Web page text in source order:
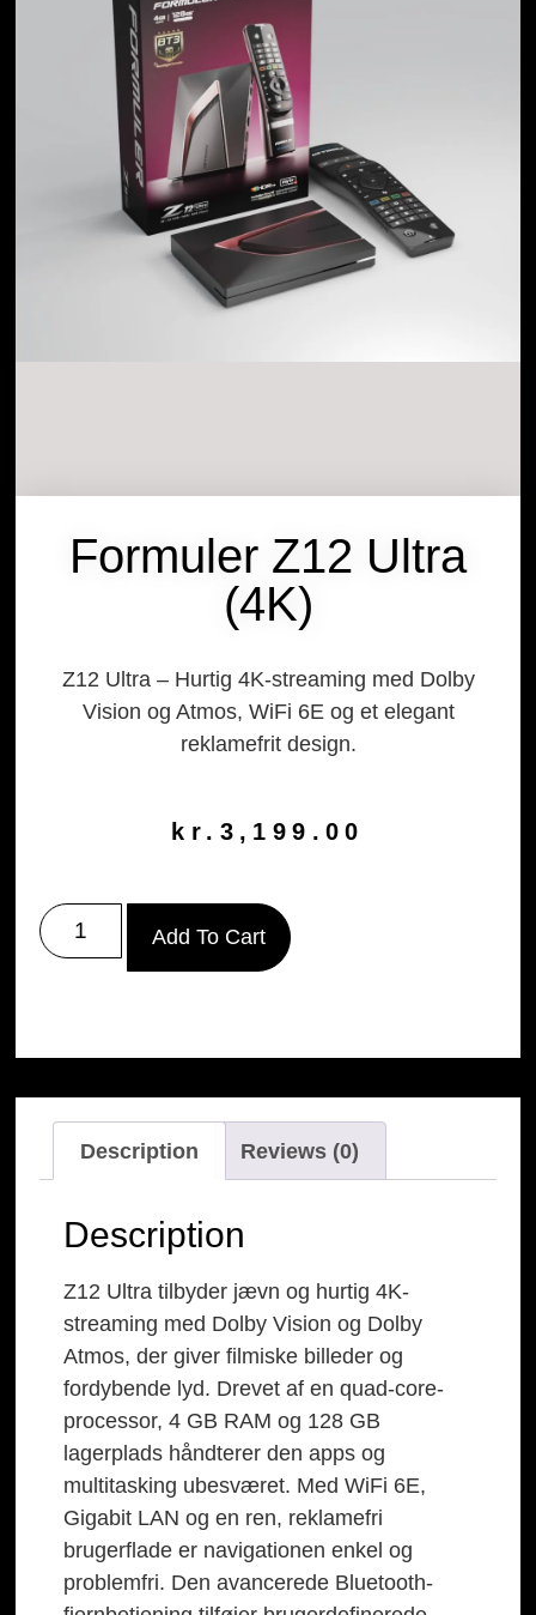
Formuler Z12 Ultra
(4K)
Z12 Ultra – Hurtig 4K-streaming med Dolby
Vision og Atmos, WiFi 6E og et elegant
reklamefrit design.
kr. 3,199.00
Add To Cart
Description Reviews (0)
Description
Z12 Ultra tilbyder jævn og hurtig 4K-
streaming med Dolby Vision og Dolby
Atmos, der giver filmiske billeder og
fordybende lyd. Drevet af en quad-core-
processor, 4 GB RAM og 128 GB
lagerplads håndterer den apps og
multitasking ubesværet. Med WiFi 6E,
Gigabit LAN og en ren, reklamefri
brugerflade er navigationen enkel og
problemfri. Den avancerede Bluetooth-